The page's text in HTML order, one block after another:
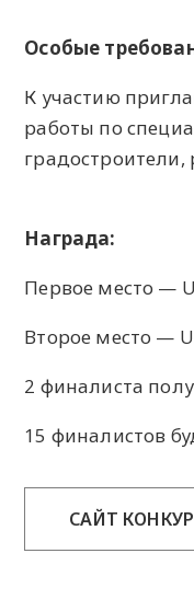
Особые
К участию
работы по
Награда:
Первое место —
Второе место —
2 финалиста
15 финалистов
САЙТ